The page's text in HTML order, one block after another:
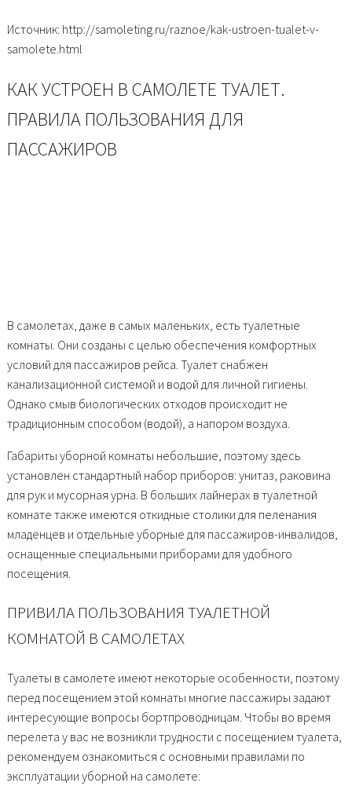
Источник: http://samoleting.ru/raznoe/kak-ustroen-tualet-v-
samolete.html
КАК УСТРОЕН В САМОЛЕТЕ ТУАЛЕТ.
ПРАВИЛА ПОЛЬЗОВАНИЯ ДЛЯ
ПАССАЖИРОВ
В самолетах, даже в самых маленьких, есть туалетные
комнаты. Они созданы с целью обеспечения комфортных
условий для пассажиров рейса. Туалет снабжен
канализационной системой и водой для личной гигиены.
Однако смыв биологических отходов происходит не
традиционным способом (водой), а напором воздуха.
Габариты уборной комнаты небольшие, поэтому здесь
установлен стандартный набор приборов: унитаз, раковина
для рук и мусорная урна. В больших лайнерах в туалетной
комнате также имеются откидные столики для пеленания
младенцев и отдельные уборные для пассажиров-инвалидов,
оснащенные специальными приборами для удобного
посещения.
ПРИВИЛА ПОЛЬЗОВАНИЯ ТУАЛЕТНОЙ
КОМНАТОЙ В САМОЛЕТАХ
Туалеты в самолете имеют некоторые особенности, поэтому
перед посещением этой комнаты многие пассажиры задают
интересующие вопросы бортпроводницам. Чтобы во время
перелета у вас не возникли трудности с посещением туалета,
рекомендуем ознакомиться с основными правилами по
эксплуатации уборной на самолете: